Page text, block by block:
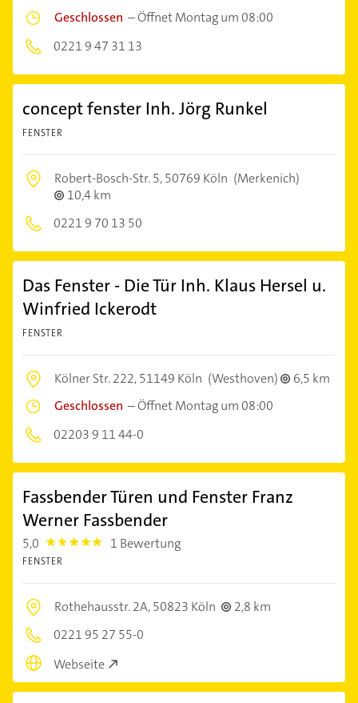
Geschlossen –Öffnet Montag um 08:00
0221 9 47 31 13
concept fenster Inh. Jörg Runkel
FENSTER
Robert-Bosch-Str. 5,50769 Köln (Merkenich)
10,4 km
0221 9 70 13 50
Das Fenster - Die Tür Inh. Klaus Hersel u.
Winfried Ickerodt
FENSTER
Kölner Str. 222,51149 Köln (Westhoven)
6,5 km
Geschlossen –Öffnet Montag um 08:00
02203 9 11 44-0
Fassbender Türen und Fenster Franz
Werner Fassbender
5,0 5.0 1 Bewertung
FENSTER
Rothehausstr. 2A,50823 Köln
2,8 km
0221 95 27 55-0
Webseite